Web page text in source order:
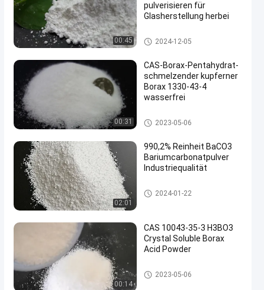
00:45
pulverisieren für
Glasherstellung herbei
Barium Carbonate Powder
2024-12-05
00:31
CAS-Borax-Pentahydrat-
schmelzender kupferner
Borax 1330-43-4
wasserfrei
Barium Carbonate Powder
2023-05-06
02:01
990,2% Reinheit BaCO3
Bariumcarbonatpulver
Industriequalität
Barium Carbonate Powder
2024-01-22
00:14
CAS 10043-35-3 H3BO3
Crystal Soluble Borax
Acid Powder
Barium Carbonate Powder
2023-05-06